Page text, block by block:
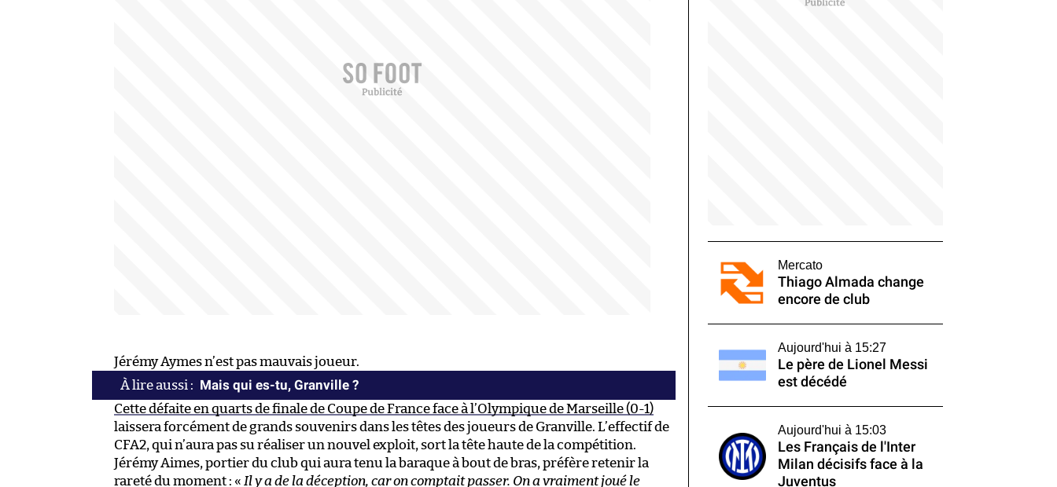
Jérémy Aymes n’est pas mauvais joueur.
Mais qui es-tu, Granville ?
Cette défaite en quarts de finale de Coupe de France face à l’Olympique de Marseille (0-1)
laissera forcément de grands souvenirs dans les têtes des joueurs de Granville. L’effectif de
CFA2, qui n’aura pas su réaliser un nouvel exploit, sort la tête haute de la compétition.
Jérémy Aimes, portier du club qui aura tenu la baraque à bout de bras, préfère retenir la
rareté du moment : « Il y a de la déception, car on comptait passer. On a vraiment joué le
Mercato
Thiago Almada change
encore de club
Aujourd'hui à 15:27
Le père de Lionel Messi
est décédé
Aujourd'hui à 15:03
Les Français de l'Inter
Milan décisifs face à la
Juventus